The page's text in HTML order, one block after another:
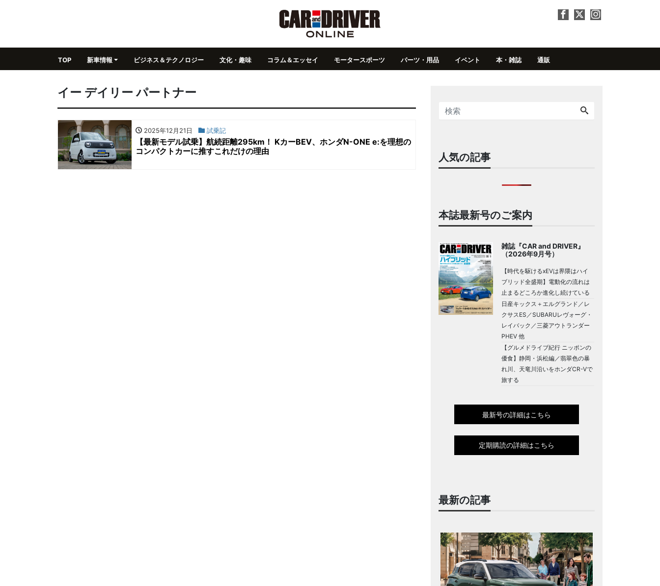
TOP 新車情報 ビジネス＆テクノロジー 文化・趣味 コラム＆エッセイ モータースポーツ パーツ・用品 イベント 本・雑誌 通販
イー デイリー パートナー
2025年12月21日 試乗記
【最新モデル試乗】航続距離295km！ KカーBEV、ホンダN-ONE e:を理想の
コンパクトカーに推すこれだけの理由
人気の記事
本誌最新号のご案内
雑誌『CAR and DRIVER』
（2026年9月号）
【時代を駆けるxEVは界隈はハイ
ブリッド全盛期】電動化の流れは
止まるどころか進化し続けている
日産キックス＋エルグランド／レ
クサスES／SUBARUレヴォーグ・
レイバック／三菱アウトランダー
PHEV 他
【グルメドライブ紀行 ニッポンの
優食】静岡・浜松編／翡翠色の暴
れ川、天竜川沿いをホンダCR-Vで
旅する
最新号の詳細はこちら
定期購読の詳細はこちら
最新の記事